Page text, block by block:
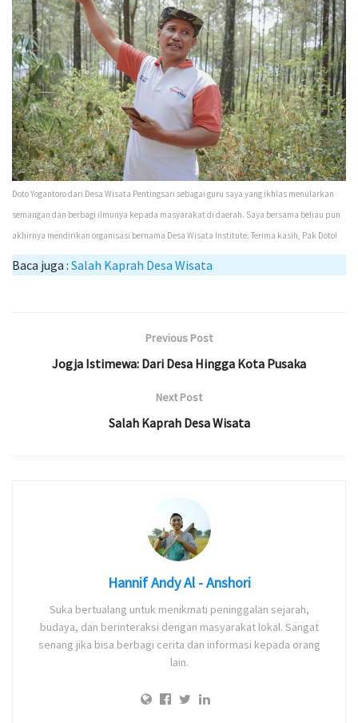
Doto Yogantoro dari Desa Wisata Pentingsari sebagai guru saya yang ikhlas menularkan
semangan dan berbagi ilmunya kepada masyarakat di daerah. Saya bersama beliau pun
akhirnya mendirikan organisasi bernama Desa Wisata Institute. Terima kasih, Pak Doto!
Baca juga : Salah Kaprah Desa Wisata
Previous Post
Jogja Istimewa: Dari Desa Hingga Kota Pusaka
Next Post
Salah Kaprah Desa Wisata
Hannif Andy Al - Anshori
Suka bertualang untuk menikmati peninggalan sejarah,
budaya, dan berinteraksi dengan masyarakat lokal. Sangat
senang jika bisa berbagi cerita dan informasi kepada orang
lain.